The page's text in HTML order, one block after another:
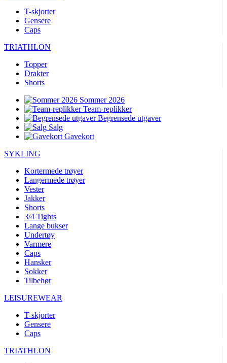
T-skjorter
Gensere
Caps
TRIATHLON
Topper
Drakter
Shorts
Sommer 2026
Team-replikker
Begrensede utgaver
Salg
Gavekort
SYKLING
Kortermede trøyer
Langermede trøyer
Vester
Jakker
Shorts
3/4 Tights
Lange bukser
Undertøy
Varmere
Caps
Hansker
Sokker
Tilbehør
LEISUREWEAR
T-skjorter
Gensere
Caps
TRIATHLON